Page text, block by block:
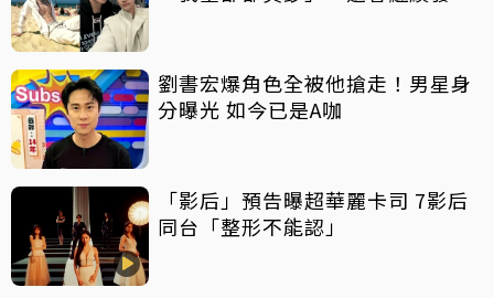
劉書宏爆角色全被他搶走！男星身
分曝光 如今已是A咖
「影后」預告曝超華麗卡司 7影后
同台「整形不能認」